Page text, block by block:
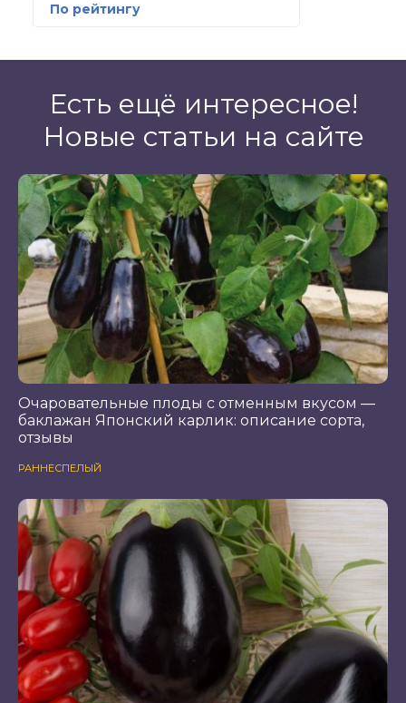
По рейтингу
Есть ещё интересное!
Новые статьи на сайте
Очаровательные плоды с отменным вкусом —
баклажан Японский карлик: описание сорта,
отзывы
РАННЕСПЕЛЫЙ